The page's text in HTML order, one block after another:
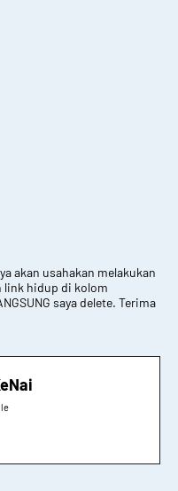
akan usahakan melakukan
link hidup di kolom
saya delete. Terima